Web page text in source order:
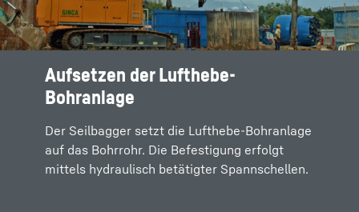
Aufsetzen der Lufthebe-
Bohranlage
Der Seilbagger setzt die Lufthebe-Bohranlage
auf das Bohrrohr. Die Befestigung erfolgt
mittels hydraulisch betätigter Spannschellen.
Bohrgestänge
Durch das Aneinanderschrauben einzelner
Hohlbohrgestänge entsteht ein
Gesamtbohrstrang. Dadurch lässt sich die
erforderliche Bohrtiefe erreichen.
Bohrkopf
Mit dem Bohrkopf wird der Baugrund gelöst.
Er ist ein zylindrischer Körper, der an seiner
Unterseite mit verschiedenen Zahn- oder
Meißelbesätzen ausgestattet ist.